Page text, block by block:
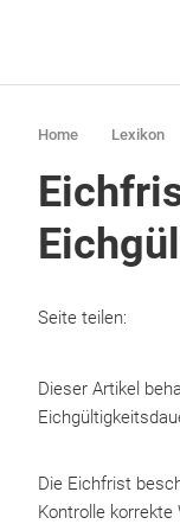
Home Lexikon
Seite teilen:
Dieser Artikel
Die Eichfrist
Kontrolle korrekte